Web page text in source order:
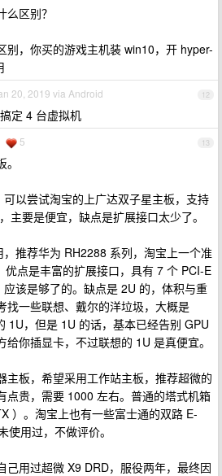
区别？
别，你买的游戏主机装 win10，开 hyper-
12
20, 2019 via Android
定 4 台虚拟机
13
5
以尝试淘宝的上广达双子星主板，支持
主要是便宜，缺点是扩展接口太少了。
推荐华为 RH2288 系列，淘宝上一个准
优点是丰富的扩展接口，具有 7 个 PCI-E
该是够了的。缺点是 2U 的，体积与重
找一些联想、戴尔的洋垃圾，大概是
1U，但是 1U 的话，基本已经告别 GPU
你插显卡，不过联想的 1U 是真便宜。
主板，希望采用工作站主板，推荐超微的
点贵，需要 1000 左右。普通的塔式机箱
）。淘宝上也有一些富士通的双路 E-
使用过，不做评价。
己用过超微 X9 DRD，服役两年，最终因